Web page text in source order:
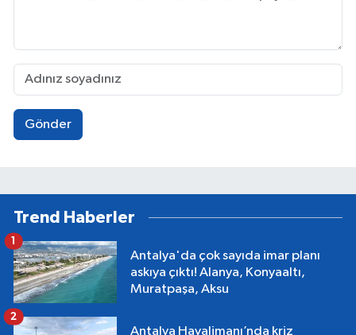
Gönder
Trend Haberler
Antalya'da çok sayıda imar planı
askıya çıktı! Alanya, Konyaaltı,
Muratpaşa, Aksu
1
Antalya Havalimanı’nda kriz
2